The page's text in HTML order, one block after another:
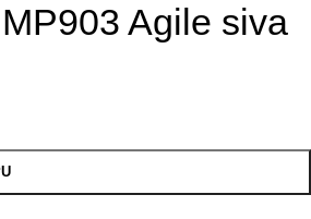
Agile siva